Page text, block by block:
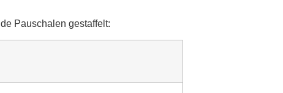
Pauschalen gestaffelt: